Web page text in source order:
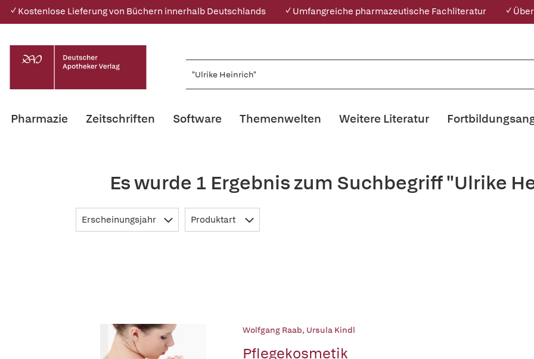
✓ Kostenlose Lieferung von Büchern innerhalb Deutschlands ✓ Umfangreiche pharmazeutische Fachliteratur ✓
Pharmazie Zeitschriften Software Themenwelten Weitere Literatur
Es wurde 1 Ergebnis zum Suchbegriff "Ulrike
Erscheinungsjahr Produktart
Wolfgang Raab, Ursula Kindl
Pflegekosmetik